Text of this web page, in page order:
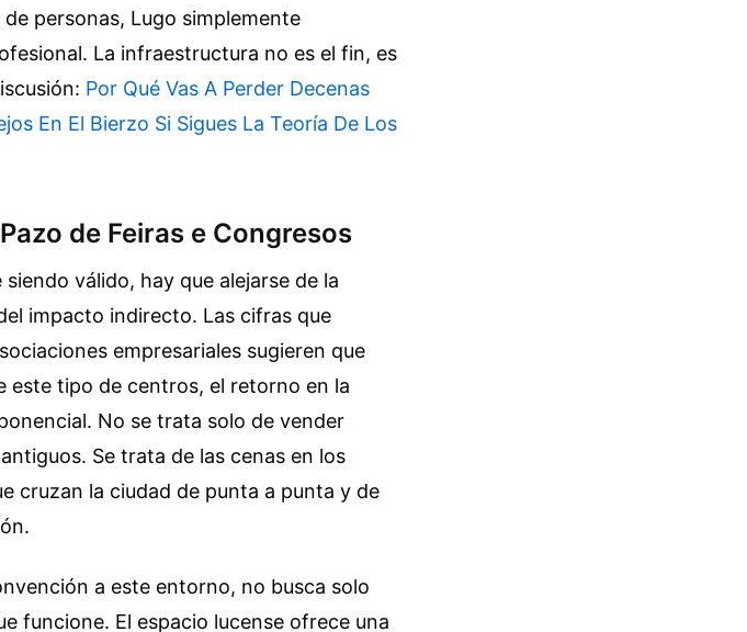
personas, Lugo simplemente
La infraestructura no es el fin, es
Por Qué Vas A Perder Decenas
En El Bierzo Si Sigues La Teoría De Los
de Feiras e Congresos
válido, hay que alejarse de la
impacto indirecto. Las cifras que
empresariales sugieren que
este tipo de centros, el retorno en la
No se trata solo de vender
Se trata de las cenas en los
cruzan la ciudad de punta a punta y de
a este entorno, no busca solo
funcione. El espacio lucense ofrece una